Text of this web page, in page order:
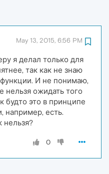
May 13, 2015, 6:56 PM
я делал только для
так как не знаю
И не понимаю,
нельзя ожидать того
будто это в принципе
например, есть.
нельзя?
0